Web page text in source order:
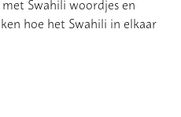
hoe het Swahili in elkaar